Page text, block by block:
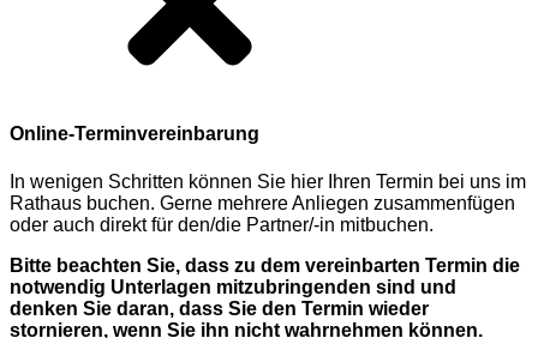
Online-Terminvereinbarung
In wenigen Schritten können Sie hier Ihren Termin bei uns im
Rathaus buchen. Gerne mehrere Anliegen zusammenfügen
oder auch direkt für den/die Partner/-in mitbuchen.
Bitte beachten Sie, dass zu dem vereinbarten Termin die
notwendig Unterlagen mitzubringenden sind und
denken Sie daran, dass Sie den Termin wieder
stornieren, wenn Sie ihn nicht wahrnehmen können.